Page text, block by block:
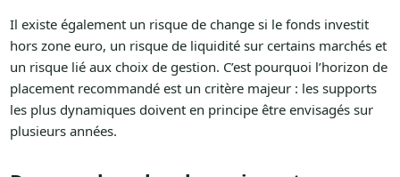
Il existe également un risque de change si le fonds investit
hors zone euro, un risque de liquidité sur certains marchés et
un risque lié aux choix de gestion. C’est pourquoi l’horizon de
placement recommandé est un critère majeur : les supports
les plus dynamiques doivent en principe être envisagés sur
plusieurs années.